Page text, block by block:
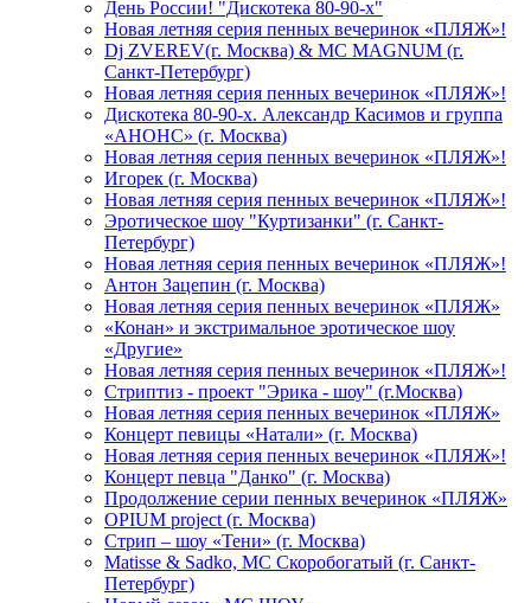
День России! "Дискотека 80-90-х"
Новая летняя серия пенных вечеринок «ПЛЯЖ»!
Dj ZVEREV(г. Москва) & MC MAGNUM (г.
Санкт-Петербург)
Новая летняя серия пенных вечеринок «ПЛЯЖ»!
Дискотека 80-90-х. Александр Касимов и группа
«АНОНС» (г. Москва)
Новая летняя серия пенных вечеринок «ПЛЯЖ»!
Игорек (г. Москва)
Новая летняя серия пенных вечеринок «ПЛЯЖ»!
Эротическое шоу "Куртизанки" (г. Санкт-
Петербург)
Новая летняя серия пенных вечеринок «ПЛЯЖ»!
Антон Зацепин (г. Москва)
Новая летняя серия пенных вечеринок «ПЛЯЖ»
«Конан» и экстримальное эротическое шоу
«Другие»
Новая летняя серия пенных вечеринок «ПЛЯЖ»!
Стриптиз - проект "Эрика - шоу" (г.Москва)
Новая летняя серия пенных вечеринок «ПЛЯЖ»
Концерт певицы «Натали» (г. Москва)
Новая летняя серия пенных вечеринок «ПЛЯЖ»!
Концерт певца "Данко" (г. Москва)
Продолжение серии пенных вечеринок «ПЛЯЖ»
OPIUM project (г. Москва)
Стрип – шоу «Тени» (г. Москва)
Matissе & Sadko, MC Скоробогатый (г. Санкт-
Петербург)